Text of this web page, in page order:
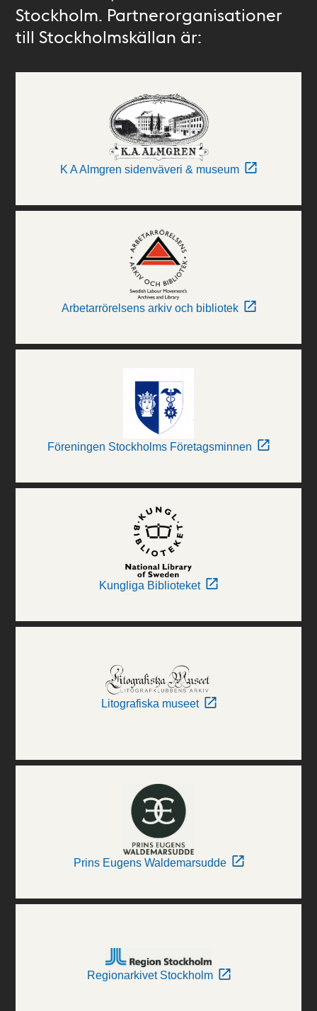
Stockholm. Partnerorganisationer
till Stockholmskällan är:
K A Almgren sidenväveri & museum
Arbetarrörelsens arkiv och bibliotek
Föreningen Stockholms Företagsminnen
Kungliga Biblioteket
Litografiska museet
Prins Eugens Waldemarsudde
Regionarkivet Stockholm